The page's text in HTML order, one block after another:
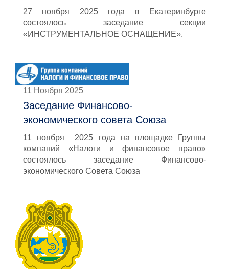
27 ноября 2025 года в Екатеринбурге
состоялось заседание секции
«ИНСТРУМЕНТАЛЬНОЕ ОСНАЩЕНИЕ».
11 Ноября 2025
Заседание Финансово-
экономического совета Союза
11 ноября 2025 года на площадке Группы
компаний «Налоги и финансовое право»
состоялось заседание Финансово-
экономического Совета Союза